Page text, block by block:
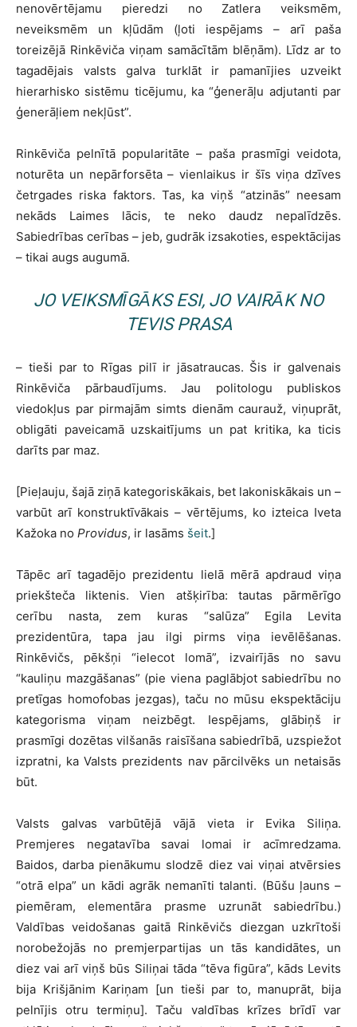
nenovērtējamu pieredzi no Zatlera veiksmēm,
neveiksmēm un kļūdām (ļoti iespējams – arī paša
toreizējā Rinkēviča viņam samācītām blēņām). Līdz ar to
tagadējais valsts galva turklāt ir pamanījies uzveikt
hierarhisko sistēmu ticējumu, ka “ģenerāļu adjutanti par
ģenerāļiem nekļūst”.
Rinkēviča pelnītā popularitāte – paša prasmīgi veidota,
noturēta un nepārforsēta – vienlaikus ir šīs viņa dzīves
četrgades riska faktors. Tas, ka viņš “atzinās” neesam
nekāds Laimes lācis, te neko daudz nepalīdzēs.
Sabiedrības cerības – jeb, gudrāk izsakoties, espektācijas
– tikai augs augumā.
JO VEIKSMĪGĀKS ESI, JO VAIRĀK NO
TEVIS PRASA
– tieši par to Rīgas pilī ir jāsatraucas. Šis ir galvenais
Rinkēviča pārbaudījums. Jau politologu publiskos
viedokļus par pirmajām simts dienām caurauž, viņuprāt,
obligāti paveicamā uzskaitījums un pat kritika, ka ticis
darīts par maz.
[Pieļauju, šajā ziņā kategoriskākais, bet lakoniskākais un –
varbūt arī konstruktīvākais – vērtējums, ko izteica Iveta
Kažoka no Providus, ir lasāms šeit.]
Tāpēc arī tagadējo prezidentu lielā mērā apdraud viņa
priekšteča liktenis. Vien atšķirība: tautas pārmērīgo
cerību nasta, zem kuras “salūza” Egila Levita
prezidentūra, tapa jau ilgi pirms viņa ievēlēšanas.
Rinkēvičs, pēkšņi “ielecot lomā”, izvairījās no savu
“kauliņu mazgāšanas” (pie viena paglābjot sabiedrību no
pretīgas homofobas jezgas), taču no mūsu ekspektāciju
kategorisma viņam neizbēgt. Iespējams, glābiņš ir
prasmīgi dozētas vilšanās raisīšana sabiedrībā, uzspiežot
izpratni, ka Valsts prezidents nav pārcilvēks un netaisās
būt.
Valsts galvas varbūtējā vājā vieta ir Evika Siliņa.
Premjeres negatavība savai lomai ir acīmredzama.
Baidos, darba pienākumu slodzē diez vai viņai atvērsies
“otrā elpa” un kādi agrāk nemanīti talanti. (Būšu ļauns –
piemēram, elementāra prasme uzrunāt sabiedrību.)
Valdības veidošanas gaitā Rinkēvičs diezgan uzkrītoši
norobežojās no premjerpartijas un tās kandidātes, un
diez vai arī viņš būs Siliņai tāda “tēva figūra”, kāds Levits
bija Krišjānim Kariņam [un tieši par to, manuprāt, bija
pelnījis otru termiņu]. Taču valdības krīzes brīdī var